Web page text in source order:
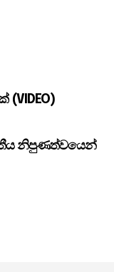
නිපුණත්වයෙන්